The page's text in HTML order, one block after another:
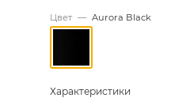
Цвет — Aurora Black
Характеристики